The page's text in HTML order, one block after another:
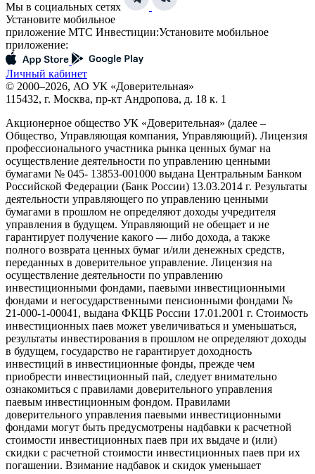
Мы в социальных сетях
Установите мобильное
приложение МТС Инвестиции:Установите мобильное
приложение:
Личный кабинет
© 2000–2026, АО УК «Доверительная»
115432, г. Москва, пр-кт Андропова, д. 18 к. 1
Акционерное общество УК «Доверительная» (далее –
Общество, Управляющая компания, Управляющий). Лицензия
профессионального участника рынка ценных бумаг на
осуществление деятельности по управлению ценными
бумагами № 045- 13853-001000 выдана Центральным Банком
Российской Федерации (Банк России) 13.03.2014 г. Результаты
деятельности управляющего по управлению ценными
бумагами в прошлом не определяют доходы учредителя
управления в будущем. Управляющий не обещает и не
гарантирует получение какого — либо дохода, а также
полного возврата ценных бумаг и/или денежных средств,
переданных в доверительное управление. Лицензия на
осуществление деятельности по управлению
инвестиционными фондами, паевыми инвестиционными
фондами и негосударственными пенсионными фондами №
21-000-1-00041, выдана ФКЦБ России 17.01.2001 г. Стоимость
инвестиционных паев может увеличиваться и уменьшаться,
результаты инвестирования в прошлом не определяют доходы
в будущем, государство не гарантирует доходность
инвестиций в инвестиционные фонды, прежде чем
приобрести инвестиционный пай, следует внимательно
ознакомиться с правилами доверительного управления
паевым инвестиционным фондом. Правилами
доверительного управления паевыми инвестиционными
фондами могут быть предусмотрены надбавки к расчетной
стоимости инвестиционных паев при их выдаче и (или)
скидки с расчетной стоимости инвестиционных паев при их
погашении. Взимание надбавок и скидок уменьшает